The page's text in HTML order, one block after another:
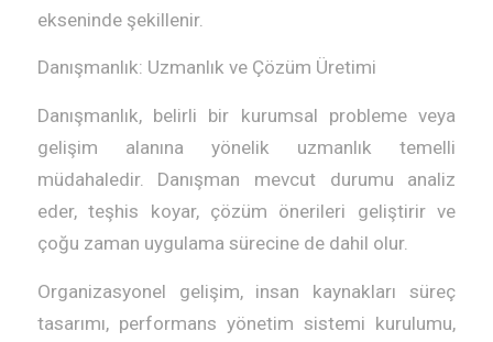
ekseninde şekillenir.
Danışmanlık: Uzmanlık ve Çözüm Üretimi
Danışmanlık, belirli bir kurumsal probleme veya
gelişim alanına yönelik uzmanlık temelli
müdahaledir. Danışman mevcut durumu analiz
eder, teşhis koyar, çözüm önerileri geliştirir ve
çoğu zaman uygulama sürecine de dahil olur.
Organizasyonel gelişim, insan kaynakları süreç
tasarımı, performans yönetim sistemi kurulumu,